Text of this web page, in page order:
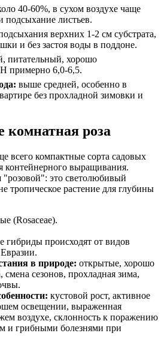
40-60%, в сухом воздухе чаще
подсыхание листьев.
верхних 1-2 см субстрата,
и без застоя воды в поддоне.
питательный, хорошо
примерно 6,0-6,5.
выше средней, особенно в
без прохладной зимовки и
комнатная роза
всего компактные сорта садовых
контейнерного выращивания.
"розовой": это светолюбивый
тропическое растение для глубины
(Rosaceae).
гибриды происходят от видов
в природе: открытые, хорошо
сезонов, прохладная зима,
кустовой рост, активное
освещении, выраженная
воздухе, склонность к поражению
и грибными болезнями при